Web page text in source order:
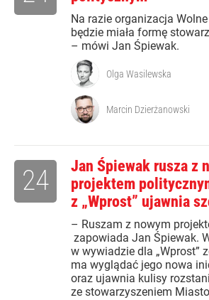
Na razie organizacja
będzie miała formę
– mówi Jan Śpiewak.
Olga Wasilewska
Marcin Dzierżanowski
Jan Śpiewak rusza z
projektem
z „Wprost” ujawnia
– Ruszam z nowym
zapowiada Jan Śpiewak.
w wywiadzie dla „Wprost”
ma wyglądać jego nowa
oraz ujawnia kulisy
ze stowarzyszeniem
24